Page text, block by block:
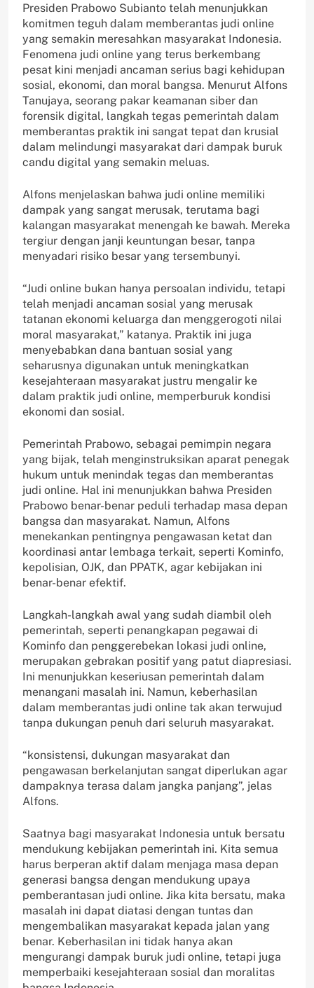
Presiden Prabowo Subianto telah menunjukkan
komitmen teguh dalam memberantas judi online
yang semakin meresahkan masyarakat Indonesia.
Fenomena judi online yang terus berkembang
pesat kini menjadi ancaman serius bagi kehidupan
sosial, ekonomi, dan moral bangsa. Menurut Alfons
Tanujaya, seorang pakar keamanan siber dan
forensik digital, langkah tegas pemerintah dalam
memberantas praktik ini sangat tepat dan krusial
dalam melindungi masyarakat dari dampak buruk
candu digital yang semakin meluas.
Alfons menjelaskan bahwa judi online memiliki
dampak yang sangat merusak, terutama bagi
kalangan masyarakat menengah ke bawah. Mereka
tergiur dengan janji keuntungan besar, tanpa
menyadari risiko besar yang tersembunyi.
“Judi online bukan hanya persoalan individu, tetapi
telah menjadi ancaman sosial yang merusak
tatanan ekonomi keluarga dan menggerogoti nilai
moral masyarakat,” katanya. Praktik ini juga
menyebabkan dana bantuan sosial yang
seharusnya digunakan untuk meningkatkan
kesejahteraan masyarakat justru mengalir ke
dalam praktik judi online, memperburuk kondisi
ekonomi dan sosial.
Pemerintah Prabowo, sebagai pemimpin negara
yang bijak, telah menginstruksikan aparat penegak
hukum untuk menindak tegas dan memberantas
judi online. Hal ini menunjukkan bahwa Presiden
Prabowo benar-benar peduli terhadap masa depan
bangsa dan masyarakat. Namun, Alfons
menekankan pentingnya pengawasan ketat dan
koordinasi antar lembaga terkait, seperti Kominfo,
kepolisian, OJK, dan PPATK, agar kebijakan ini
benar-benar efektif.
Langkah-langkah awal yang sudah diambil oleh
pemerintah, seperti penangkapan pegawai di
Kominfo dan penggerebekan lokasi judi online,
merupakan gebrakan positif yang patut diapresiasi.
Ini menunjukkan keseriusan pemerintah dalam
menangani masalah ini. Namun, keberhasilan
dalam memberantas judi online tak akan terwujud
tanpa dukungan penuh dari seluruh masyarakat.
“konsistensi, dukungan masyarakat dan
pengawasan berkelanjutan sangat diperlukan agar
dampaknya terasa dalam jangka panjang”, jelas
Alfons.
Saatnya bagi masyarakat Indonesia untuk bersatu
mendukung kebijakan pemerintah ini. Kita semua
harus berperan aktif dalam menjaga masa depan
generasi bangsa dengan mendukung upaya
pemberantasan judi online. Jika kita bersatu, maka
masalah ini dapat diatasi dengan tuntas dan
mengembalikan masyarakat kepada jalan yang
benar. Keberhasilan ini tidak hanya akan
mengurangi dampak buruk judi online, tetapi juga
memperbaiki kesejahteraan sosial dan moralitas